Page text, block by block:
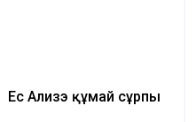
Ес Ализэ құмай сұрпы